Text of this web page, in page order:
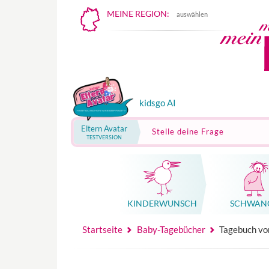
MEINE REGION: auswählen
kidsgo AI
Eltern Avatar
TESTVERSION
Stelle deine Frage
KINDER­WUNSCH
Startseite Baby-Tagebücher Tagebuch